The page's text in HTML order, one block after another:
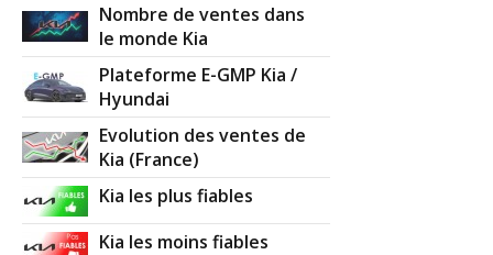
Nombre de ventes dans
le monde Kia
Plateforme E-GMP Kia /
Hyundai
Evolution des ventes de
Kia (France)
Kia les plus fiables
Kia les moins fiables